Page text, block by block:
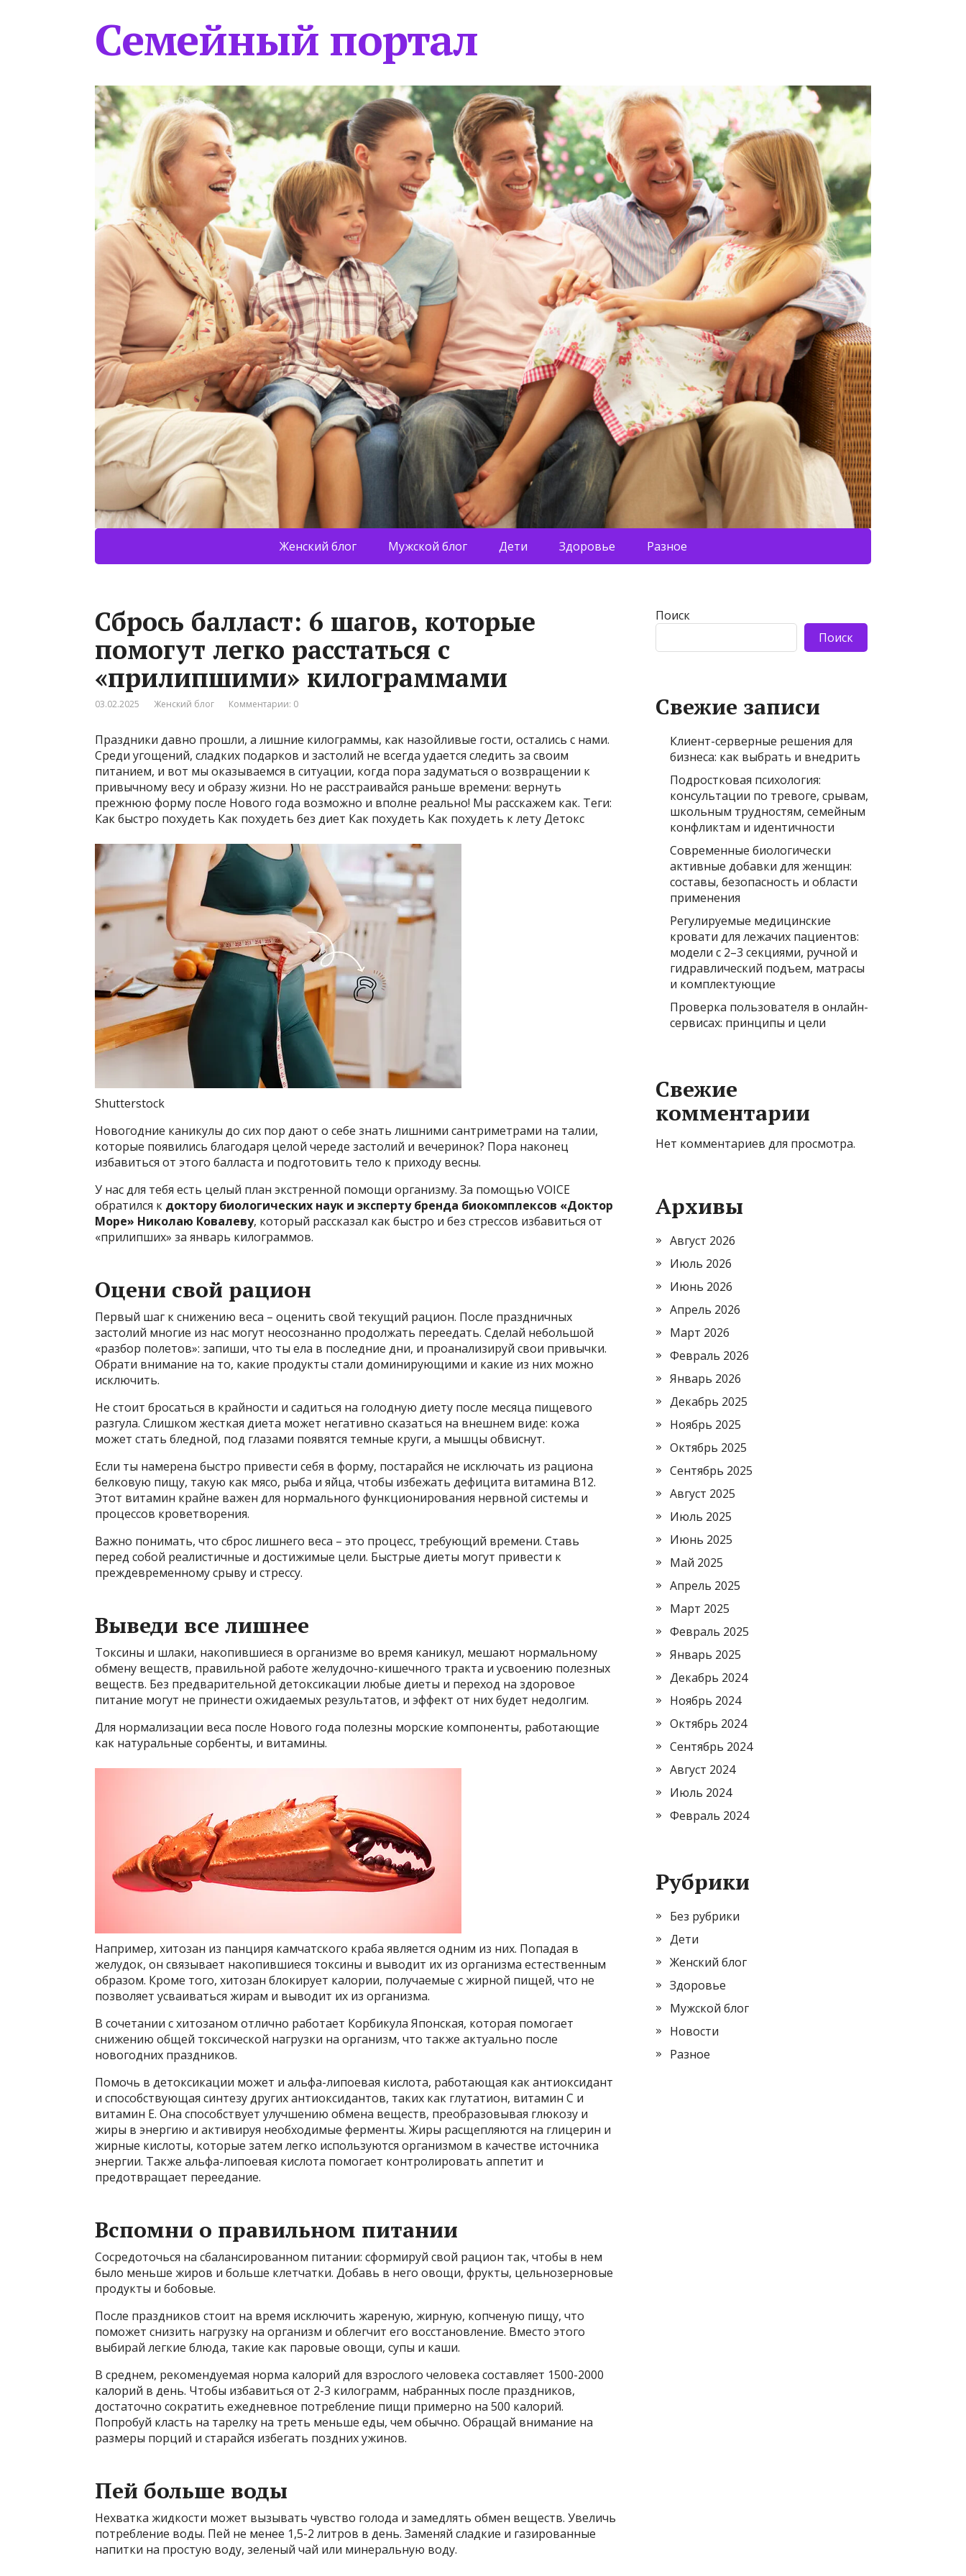
Семейный портал
Женский блог Мужской блог Дети Здоровье Разное
Сбрось балласт: 6 шагов, которые
помогут легко расстаться с
«прилипшими» килограммами
03.02.2025 Женский блог Комментарии: 0
Праздники давно прошли, а лишние килограммы, как назойливые гости, остались с нами.
Среди угощений, сладких подарков и застолий не всегда удается следить за своим
питанием, и вот мы оказываемся в ситуации, когда пора задуматься о возвращении к
привычному весу и образу жизни. Но не расстраивайся раньше времени: вернуть
прежнюю форму после Нового года возможно и вполне реально! Мы расскажем как. Теги:
Как быстро похудеть Как похудеть без диет Как похудеть Как похудеть к лету Детокс
Shutterstock
Новогодние каникулы до сих пор дают о себе знать лишними сантриметрами на талии,
которые появились благодаря целой череде застолий и вечеринок? Пора наконец
избавиться от этого балласта и подготовить тело к приходу весны.
У нас для тебя есть целый план экстренной помощи организму. За помощью VOICE
обратился к доктору биологических наук и эксперту бренда биокомплексов «Доктор
Море» Николаю Ковалеву, который рассказал как быстро и без стрессов избавиться от
«прилипших» за январь килограммов.
Оцени свой рацион
Первый шаг к снижению веса – оценить свой текущий рацион. После праздничных
застолий многие из нас могут неосознанно продолжать переедать. Сделай небольшой
«разбор полетов»: запиши, что ты ела в последние дни, и проанализируй свои привычки.
Обрати внимание на то, какие продукты стали доминирующими и какие из них можно
исключить.
Не стоит бросаться в крайности и садиться на голодную диету после месяца пищевого
разгула. Слишком жесткая диета может негативно сказаться на внешнем виде: кожа
может стать бледной, под глазами появятся темные круги, а мышцы обвиснут.
Если ты намерена быстро привести себя в форму, постарайся не исключать из рациона
белковую пищу, такую как мясо, рыба и яйца, чтобы избежать дефицита витамина B12.
Этот витамин крайне важен для нормального функционирования нервной системы и
процессов кроветворения.
Важно понимать, что сброс лишнего веса – это процесс, требующий времени. Ставь
перед собой реалистичные и достижимые цели. Быстрые диеты могут привести к
преждевременному срыву и стрессу.
Выведи все лишнее
Токсины и шлаки, накопившиеся в организме во время каникул, мешают нормальному
обмену веществ, правильной работе желудочно-кишечного тракта и усвоению полезных
веществ. Без предварительной детоксикации любые диеты и переход на здоровое
питание могут не принести ожидаемых результатов, и эффект от них будет недолгим.
Для нормализации веса после Нового года полезны морские компоненты, работающие
как натуральные сорбенты, и витамины.
Например, хитозан из панциря камчатского краба является одним из них. Попадая в
желудок, он связывает накопившиеся токсины и выводит их из организма естественным
образом. Кроме того, хитозан блокирует калории, получаемые с жирной пищей, что не
позволяет усваиваться жирам и выводит их из организма.
В сочетании с хитозаном отлично работает Корбикула Японская, которая помогает
снижению общей токсической нагрузки на организм, что также актуально после
новогодних праздников.
Помочь в детоксикации может и альфа-липоевая кислота, работающая как антиоксидант
и способствующая синтезу других антиоксидантов, таких как глутатион, витамин С и
витамин Е. Она способствует улучшению обмена веществ, преобразовывая глюкозу и
жиры в энергию и активируя необходимые ферменты. Жиры расщепляются на глицерин и
жирные кислоты, которые затем легко используются организмом в качестве источника
энергии. Также альфа-липоевая кислота помогает контролировать аппетит и
предотвращает переедание.
Вспомни о правильном питании
Сосредоточься на сбалансированном питании: сформируй свой рацион так, чтобы в нем
было меньше жиров и больше клетчатки. Добавь в него овощи, фрукты, цельнозерновые
продукты и бобовые.
После праздников стоит на время исключить жареную, жирную, копченую пищу, что
поможет снизить нагрузку на организм и облегчит его восстановление. Вместо этого
выбирай легкие блюда, такие как паровые овощи, супы и каши.
В среднем, рекомендуемая норма калорий для взрослого человека составляет 1500-2000
калорий в день. Чтобы избавиться от 2-3 килограмм, набранных после праздников,
достаточно сократить ежедневное потребление пищи примерно на 500 калорий.
Попробуй класть на тарелку на треть меньше еды, чем обычно. Обращай внимание на
размеры порций и старайся избегать поздних ужинов.
Пей больше воды
Нехватка жидкости может вызывать чувство голода и замедлять обмен веществ. Увеличь
потребление воды. Пей не менее 1,5-2 литров в день. Заменяй сладкие и газированные
напитки на простую воду, зеленый чай или минеральную воду.
Поиск
Поиск
Свежие записи
Клиент-серверные решения для
бизнеса: как выбрать и внедрить
Подростковая психология:
консультации по тревоге, срывам,
школьным трудностям, семейным
конфликтам и идентичности
Современные биологически
активные добавки для женщин:
составы, безопасность и области
применения
Регулируемые медицинские
кровати для лежачих пациентов:
модели с 2–3 секциями, ручной и
гидравлический подъем, матрасы
и комплектующие
Проверка пользователя в онлайн-
сервисах: принципы и цели
Свежие
комментарии
Нет комментариев для просмотра.
Архивы
Август 2026
Июль 2026
Июнь 2026
Апрель 2026
Март 2026
Февраль 2026
Январь 2026
Декабрь 2025
Ноябрь 2025
Октябрь 2025
Сентябрь 2025
Август 2025
Июль 2025
Июнь 2025
Май 2025
Апрель 2025
Март 2025
Февраль 2025
Январь 2025
Декабрь 2024
Ноябрь 2024
Октябрь 2024
Сентябрь 2024
Август 2024
Июль 2024
Февраль 2024
Рубрики
Без рубрики
Дети
Женский блог
Здоровье
Мужской блог
Новости
Разное